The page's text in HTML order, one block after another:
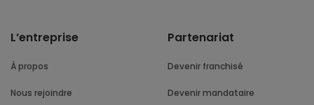
L’entreprise
À propos
Nous rejoindre
Partenariat
Devenir franchisé
Devenir mandataire